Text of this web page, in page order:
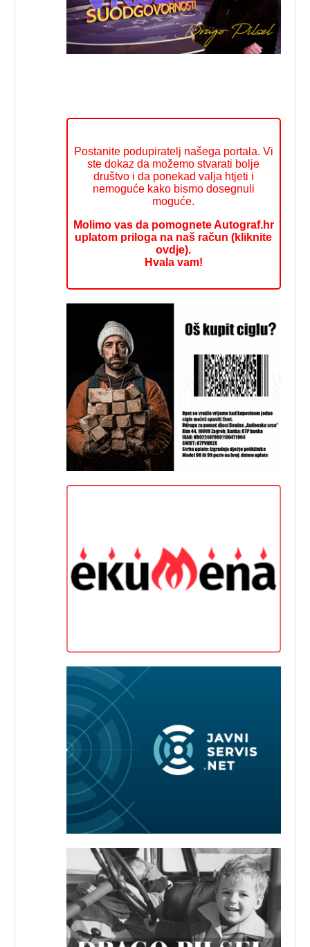
Postanite podupiratelj našega portala. Vi
ste dokaz da možemo stvarati bolje
društvo i da ponekad valja htjeti i
nemoguće kako bismo dosegnuli
moguće.
Molimo vas da pomognete Autograf.hr
uplatom priloga na naš račun (kliknite
ovdje).
Hvala vam!